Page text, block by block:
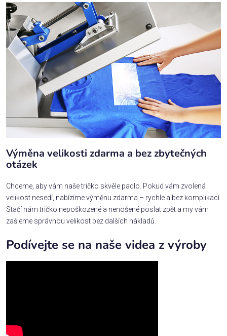
Výměna velikosti zdarma a bez zbytečných
otázek
Chceme, aby vám naše tričko skvěle padlo. Pokud vám zvolená
velikost nesedí, nabízíme výměnu zdarma – rychle a bez komplikací.
Stačí nám tričko nepoškozené a nenošené poslat zpět a my vám
zašleme správnou velikost bez dalších nákladů.
Podívejte se na naše videa z výroby